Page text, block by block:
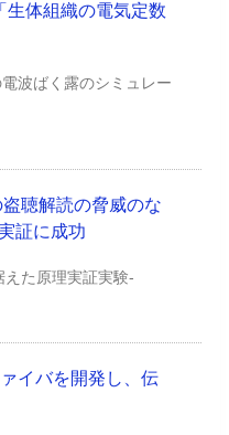
生体組織の電気定数
波ばく露のシミュレー
聴解読の脅威のな
証に成功
た原理実証実験-
イバを開発し、伝